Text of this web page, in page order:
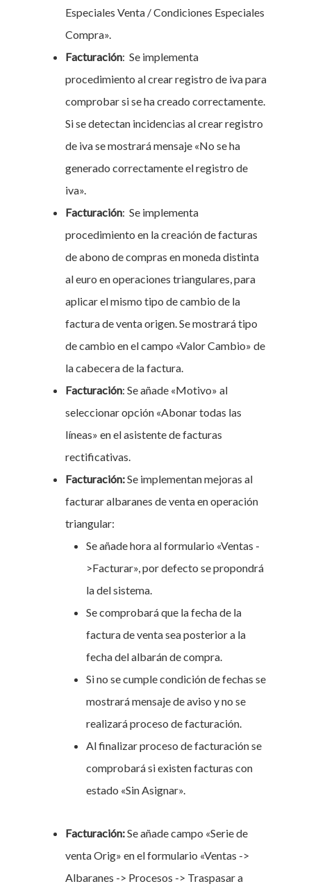
Especiales Venta / Condiciones Especiales
Compra».
Facturación: Se implementa
procedimiento al crear registro de iva para
comprobar si se ha creado correctamente.
Si se detectan incidencias al crear registro
de iva se mostrará mensaje «No se ha
generado correctamente el registro de
iva».
Facturación: Se implementa
procedimiento en la creación de facturas
de abono de compras en moneda distinta
al euro en operaciones triangulares, para
aplicar el mismo tipo de cambio de la
factura de venta origen. Se mostrará tipo
de cambio en el campo «Valor Cambio» de
la cabecera de la factura.
Facturación: Se añade «Motivo» al
seleccionar opción «Abonar todas las
líneas» en el asistente de facturas
rectificativas.
Facturación:Se implementan mejoras al
facturar albaranes de venta en operación
triangular:
Se añade hora al formulario «Ventas -
>Facturar», por defecto se propondrá
la del sistema.
Se comprobará que la fecha de la
factura de venta sea posterior a la
fecha del albarán de compra.
Si no se cumple condición de fechas se
mostrará mensaje de aviso y no se
realizará proceso de facturación.
Al finalizar proceso de facturación se
comprobará si existen facturas con
estado «Sin Asignar».
Facturación:Se añade campo «Serie de
venta Orig» en el formulario «Ventas ->
Albaranes -> Procesos -> Traspasar a